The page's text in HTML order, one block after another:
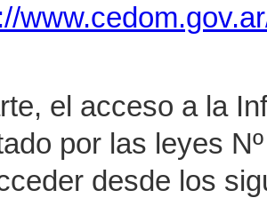
el acceso a la
por las leyes
desde los